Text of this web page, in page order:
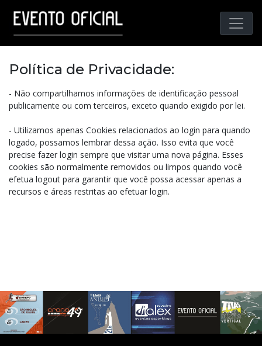
Política de Privacidade:
- Não compartilhamos informações de identificação pessoal
publicamente ou com terceiros, exceto quando exigido por lei.
- Utilizamos apenas Cookies relacionados ao login para quando
logado, possamos lembrar dessa ação. Isso evita que você
precise fazer login sempre que visitar uma nova página. Esses
cookies são normalmente removidos ou limpos quando você
efetua logout para garantir que você possa acessar apenas a
recursos e áreas restritas ao efetuar login.